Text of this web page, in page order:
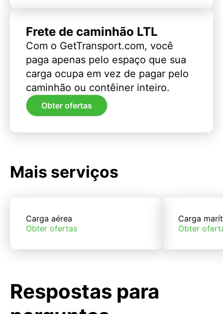
Frete de caminhão LTL
Com o GetTransport.com, você
paga apenas pelo espaço que sua
carga ocupa em vez de pagar pelo
caminhão ou contêiner inteiro.
Obter ofertas
Mais serviços
Carga aérea
Obter ofertas
Carga
Obter
Respostas para